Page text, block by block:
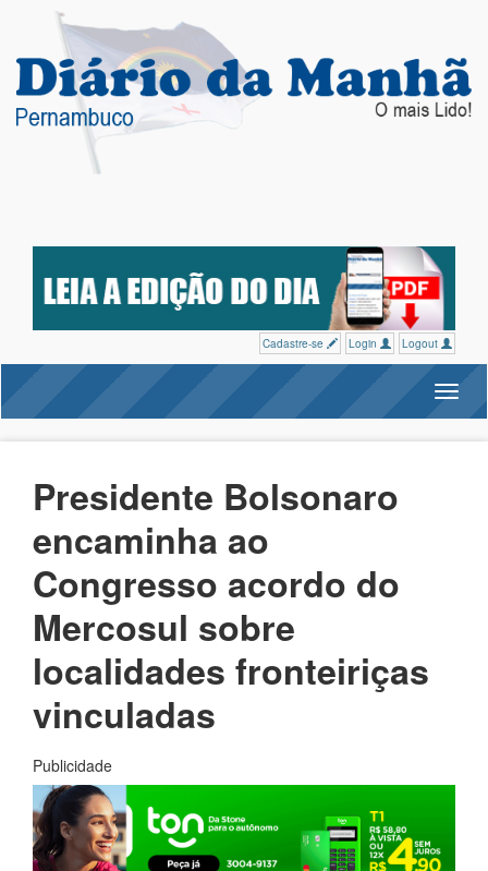
Cadastre-se Login Logout
Presidente Bolsonaro
encaminha ao
Congresso acordo do
Mercosul sobre
localidades fronteiriças
vinculadas
Publicidade